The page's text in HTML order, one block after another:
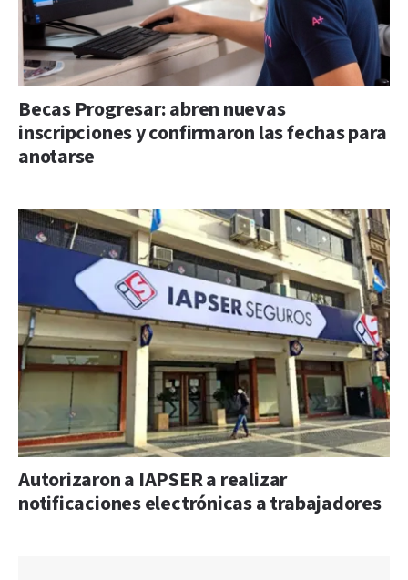
Becas Progresar: abren nuevas
inscripciones y confirmaron las fechas para
anotarse
Autorizaron a IAPSER a realizar
notificaciones electrónicas a trabajadores